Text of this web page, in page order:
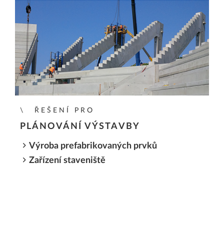
ŘEŠENÍ PRO
PLÁNOVÁNÍ VÝSTAVBY
Výroba prefabrikovaných prvků
Zařízení staveniště